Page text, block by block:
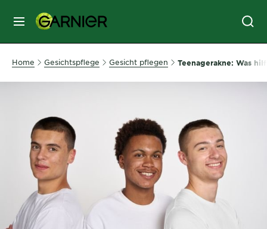
MENU
GESICHTSPFLEGE
HAARFARBE
SONNENSCHUTZ
KÖRPERPFLEGE
Home Gesichtspflege Gesicht pflegen Teenagerakne: Was